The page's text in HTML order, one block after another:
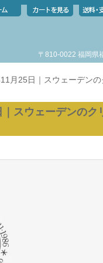
〒810-0022 福岡県
月25日｜スウェーデン
｜スウェーデンの